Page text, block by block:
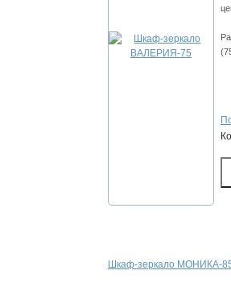
Шкаф-зеркало МОНИКА-